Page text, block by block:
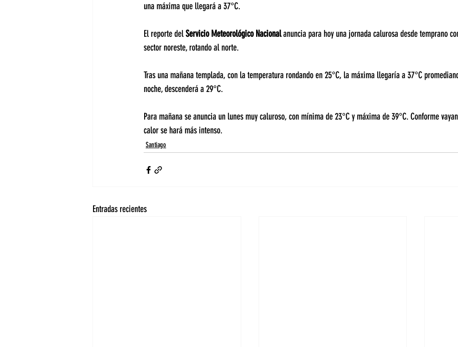
una máxima que llegará a 37°C.
El reporte del Servicio Meteorológico Nacional anuncia para hoy una jornada calurosa desde temprano
sector noreste, rotando al norte.
Tras una mañana templada, con la temperatura rondando en 25°C, la máxima llegaría a 37°C
noche, descenderá a 29°C.
Para mañana se anuncia un lunes muy caluroso, con mínima de 23°C y máxima de 39°C. Conforme
calor se hará más intenso.
Santiago
Entradas recientes